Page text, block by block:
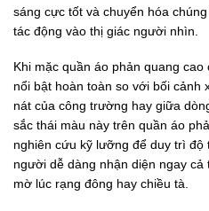
sáng cực tốt và chuyển hóa
tác động vào thị giác người nhìn.
Khi mặc quần áo phản quang
nổi bật hoàn toàn so với bối cảnh
nát của công trường hay giữa
sắc thái màu này trên quần áo
nghiên cứu kỹ lưỡng để duy trì
người dễ dàng nhận diện ngay
mờ lúc rạng đông hay chiều tà.